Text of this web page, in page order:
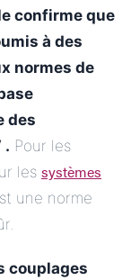
confirme que
à des
normes de
des
. Pour les
les systèmes
une norme
couplages